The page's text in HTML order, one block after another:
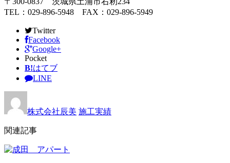
TEL：029-896-5948 FAX：029-896-5949
Twitter
Facebook
Google+
Pocket
B!はてブ
LINE
株式会社辰美 施工実績
関連記事